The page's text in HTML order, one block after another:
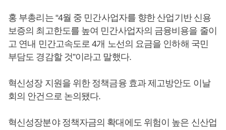
홍 부총리는 “4월 중 민간사업자를 향한 산업기반 신용
보증의 최고한도를 높여 민간사업자의 금융비용을 줄이
고 연내 민간고속도로 4개 노선의 요금을 인하해 국민
부담도 경감할 것”이라고 말했다.
혁신성장 지원을 위한 정책금융 효과 제고방안도 이날
회의 안건으로 논의됐다.
혁신성장분야 정책자금의 확대에도 위험이 높은 신산업